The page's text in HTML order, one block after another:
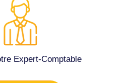
Expert-Comptable